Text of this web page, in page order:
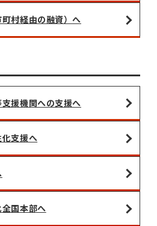
村経由の融資）へ
援機関への支援へ
支援へ
国本部へ